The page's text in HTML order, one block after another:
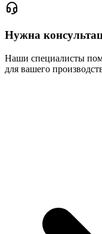
Нужна
Наши специалисты
для вашего